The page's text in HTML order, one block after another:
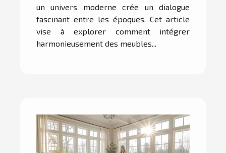
un univers moderne crée un dialogue
fascinant entre les époques. Cet article
vise à explorer comment intégrer
harmonieusement des meubles...